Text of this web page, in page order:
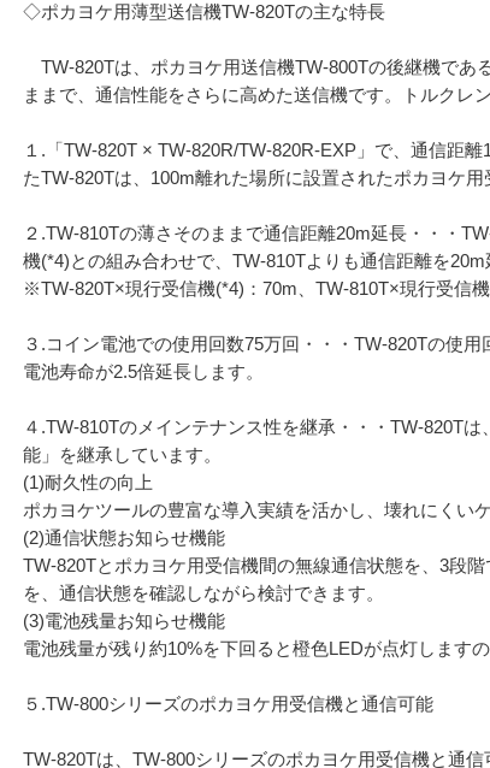
◇ポカヨケ用薄型送信機TW-820Tの主な特長
TW-820Tは、ポカヨケ用送信機TW-800Tの後継機であ
ままで、通信性能をさらに高めた送信機です。トルクレ
１.「TW-820T × TW-820R/TW-820R-EXP」で、通信距
たTW-820Tは、100m離れた場所に設置されたポカヨケ
２.TW-810Tの薄さそのままで通信距離20m延長・・・
機(*4)との組み合わせで、TW-810Tよりも通信距離を20m
※TW-820T×現行受信機(*4)：70m、TW-810T×現行受信
３.コイン電池での使用回数75万回・・・TW-820Tの使
電池寿命が2.5倍延長します。
４.TW-810Tのメインテナンス性を継承・・・TW-820T
能」を継承しています。
(1)耐久性の向上
ポカヨケツールの豊富な導入実績を活かし、壊れにくい
(2)通信状態お知らせ機能
TW-820Tとポカヨケ用受信機間の無線通信状態を、3段
を、通信状態を確認しながら検討できます。
(3)電池残量お知らせ機能
電池残量が残り約10%を下回ると橙色LEDが点灯します
５.TW-800シリーズのポカヨケ用受信機と通信可能
TW-820Tは、TW-800シリーズのポカヨケ用受信機と通